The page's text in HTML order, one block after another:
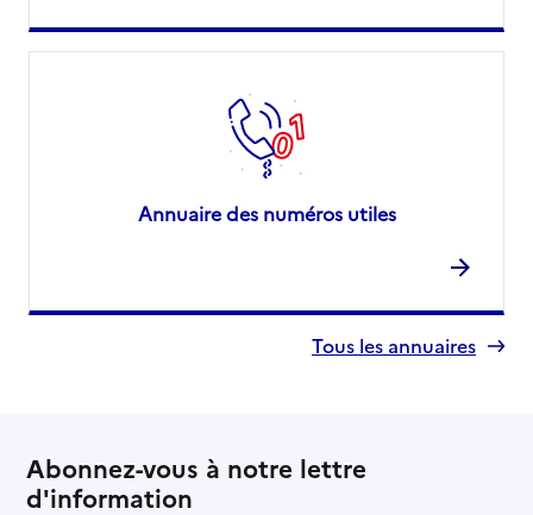
Annuaire des numéros utiles
Tous les annuaires
Abonnez-vous à notre lettre
d'information